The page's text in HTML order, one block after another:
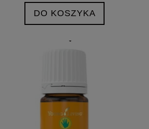
DO KOSZYKA